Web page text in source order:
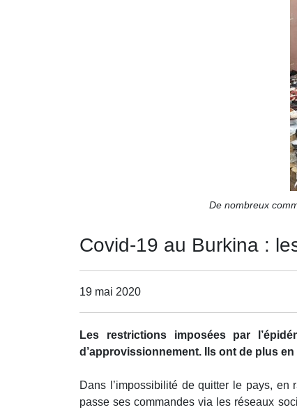
De nombreux
Covid-19 au Burkina :
19 mai 2020
Les restrictions imposées par
d’approvissionnement. Ils ont de plus
Dans l’impossibilité de quitter le pays,
passe ses commandes via les réseaux